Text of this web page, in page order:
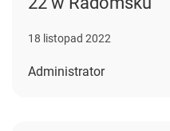
18 listopad 2022
Administrator